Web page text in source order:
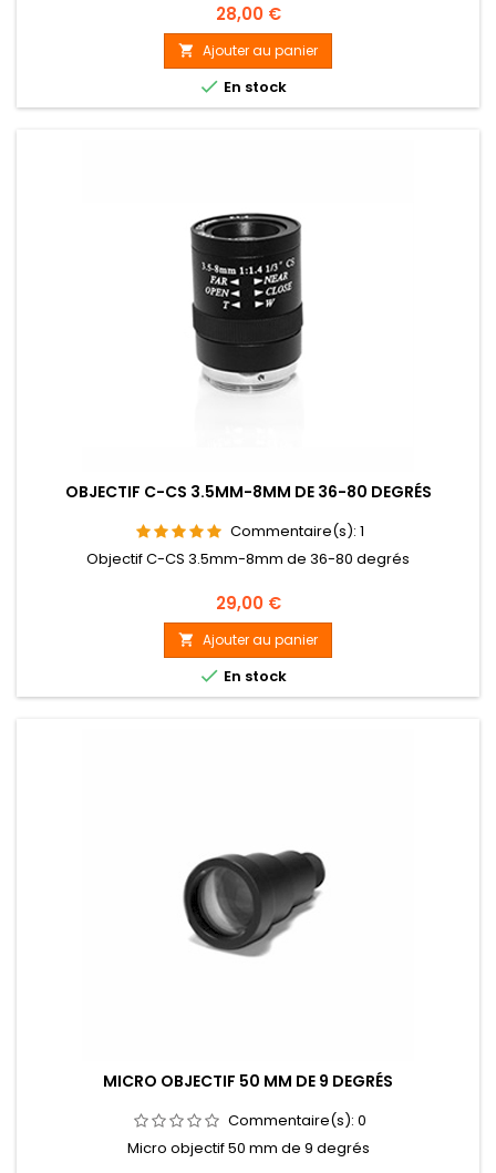
Prix
28,00 €
 Ajouter au panier
 En stock
OBJECTIF C-CS 3.5MM-8MM DE 36-80 DEGRÉS
Commentaire(s): 1
Objectif C-CS 3.5mm-8mm de 36-80 degrés
Prix
29,00 €
 Ajouter au panier
 En stock
MICRO OBJECTIF 50 MM DE 9 DEGRÉS
Commentaire(s): 0
Micro objectif 50 mm de 9 degrés